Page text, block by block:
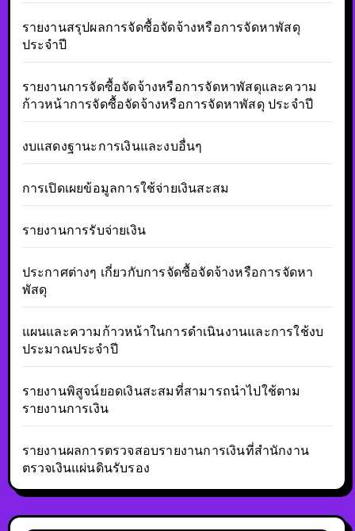
รายงานสรุปผลการจัดซื้อจัดจ้างหรือการจัดหาพัสดุ
ประจำปี
รายงานการจัดซื้อจัดจ้างหรือการจัดหาพัสดุและความ
ก้าวหน้าการจัดซื้อจัดจ้างหรือการจัดหาพัสดุ ประจำปี
งบแสดงฐานะการเงินและงบอื่นๆ
การเปิดเผยข้อมูลการใช้จ่ายเงินสะสม
รายงานการรับจ่ายเงิน
ประกาศต่างๆ เกี่ยวกับการจัดซื้อจัดจ้างหรือการจัดหา
พัสดุ
แผนและความก้าวหน้าในการดำเนินงานและการใช้งบ
ประมาณประจำปี
รายงานพิสูจน์ยอดเงินสะสมที่สามารถนำไปใช้ตาม
รายงานการเงิน
รายงานผลการตรวจสอบรายงานการเงินที่สำนักงาน
ตรวจเงินแผ่นดินรับรอง